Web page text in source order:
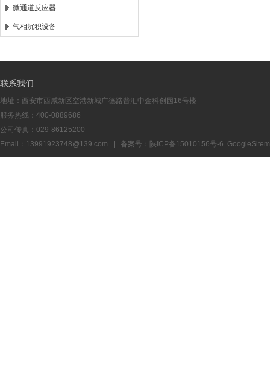
微通道反应器
气相沉积设备
联系我们
地址：西安市西咸新区空港新城广德路普汇中金科创园16号楼
服务热线：400-0889686
公司传真：029-86125200
Email：13991923748@139.com | 备案号： 陕ICP备15010156号-6